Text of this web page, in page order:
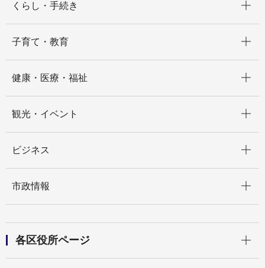
くらし・手続き
子育て・教育
健康・医療・福祉
観光・イベント
ビジネス
市政情報
各区役所ページ